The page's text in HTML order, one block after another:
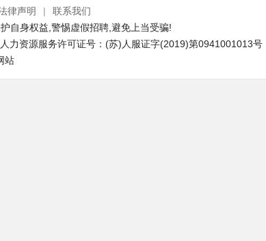
律声明 |
联系我们
自身权益,警惕虚假招聘,避免上当受骗!
资源服务许可证号：(苏)人服证字(2019)第0941001013号
站